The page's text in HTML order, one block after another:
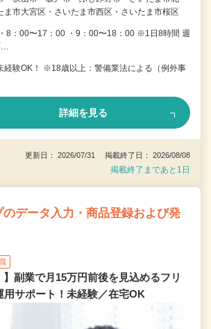
ま市大宮区・さいたま市西区・さいたま市桜区
8：00〜17：00 ・9：00〜18：00 ※1日8時間 週
経験OK！ ※18歳以上：警備業法による（例外事
詳細を見る
更新日： 2026/07/31 掲載終了日： 2026/08/08
掲載終了まであと1日
データ入力・商品登録および発
】副業で月15万円前後を見込めるフリ
用サポート！未経験／在宅OK